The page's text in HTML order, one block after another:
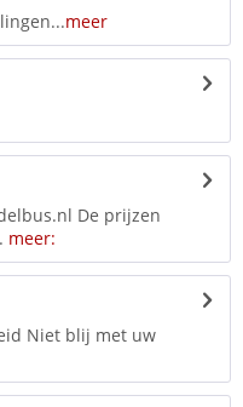
meer
De prijzen
meer:
Niet blij met uw